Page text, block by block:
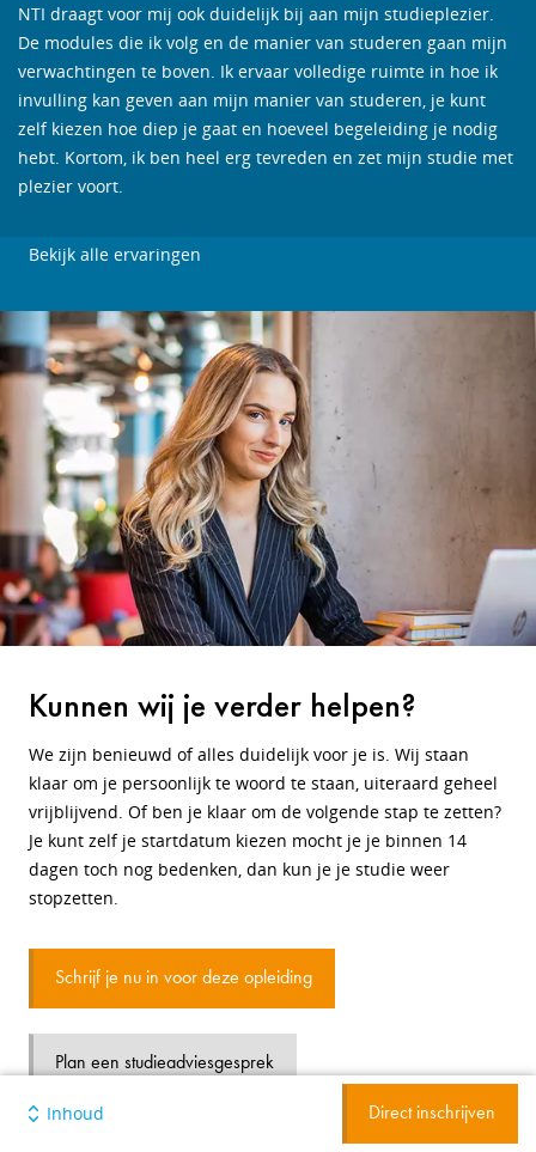
NTI draagt voor mij ook duidelijk bij aan mijn studieplezier.
De modules die ik volg en de manier van studeren gaan mijn
verwachtingen te boven. Ik ervaar volledige ruimte in hoe ik
invulling kan geven aan mijn manier van studeren, je kunt
zelf kiezen hoe diep je gaat en hoeveel begeleiding je nodig
hebt. Kortom, ik ben heel erg tevreden en zet mijn studie met
plezier voort.
Bekijk alle ervaringen
Kunnen wij je verder helpen?
We zijn benieuwd of alles duidelijk voor je is. Wij staan
klaar om je persoonlijk te woord te staan, uiteraard geheel
vrijblijvend. Of ben je klaar om de volgende stap te zetten?
Je kunt zelf je startdatum kiezen mocht je je binnen 14
dagen toch nog bedenken, dan kun je je studie weer
stopzetten.
Schrijf je nu in voor deze opleiding
Plan een studieadviesgesprek
Inhoud Direct inschrijven